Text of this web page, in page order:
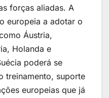
forças aliadas. A
europeia a adotar o
Áustria,
Holanda e
poderá se
treinamento, suporte
europeias que já